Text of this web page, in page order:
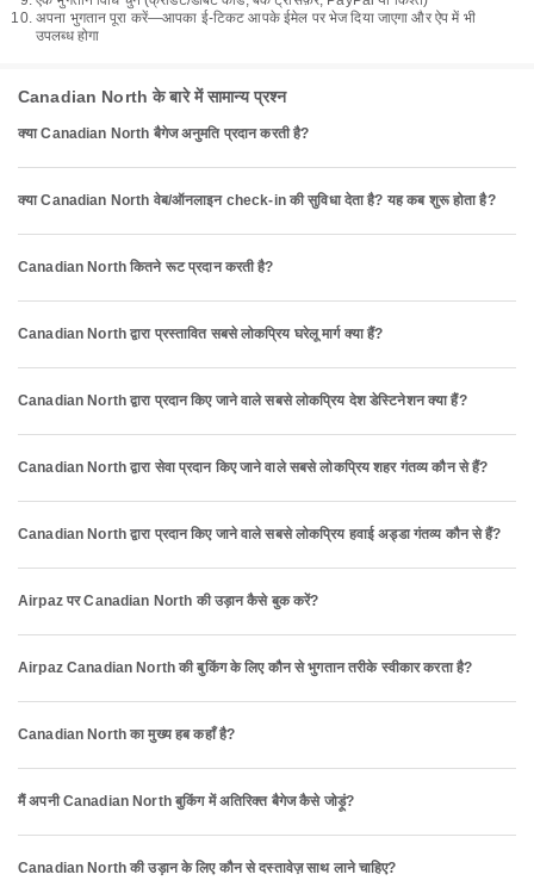
अपना भुगतान पूरा करें—आपका ई-टिकट आपके ईमेल पर भेज दिया जाएगा और ऐप में भी
उपलब्ध होगा
Canadian North के बारे में सामान्य प्रश्न
क्या Canadian North बैगेज अनुमति प्रदान करती है?
क्या Canadian North वेब/ऑनलाइन check-in की सुविधा देता है? यह कब शुरू होता है?
Canadian North कितने रूट प्रदान करती है?
Canadian North द्वारा प्रस्तावित सबसे लोकप्रिय घरेलू मार्ग क्या हैं?
Canadian North द्वारा प्रदान किए जाने वाले सबसे लोकप्रिय देश डेस्टिनेशन क्या हैं?
Canadian North द्वारा सेवा प्रदान किए जाने वाले सबसे लोकप्रिय शहर गंतव्य कौन से हैं?
Canadian North द्वारा प्रदान किए जाने वाले सबसे लोकप्रिय हवाई अड्डा गंतव्य कौन से हैं?
Airpaz पर Canadian North की उड़ान कैसे बुक करें?
Airpaz Canadian North की बुकिंग के लिए कौन से भुगतान तरीके स्वीकार करता है?
Canadian North का मुख्य हब कहाँ है?
मैं अपनी Canadian North बुकिंग में अतिरिक्त बैगेज कैसे जोड़ूं?
Canadian North की उड़ान के लिए कौन से दस्तावेज़ साथ लाने चाहिए?